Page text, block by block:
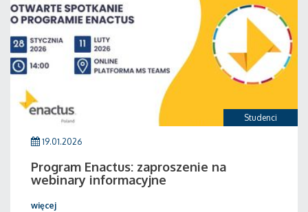
Studenci
19.01.2026
Program Enactus: zaproszenie na
webinary informacyjne
więcej